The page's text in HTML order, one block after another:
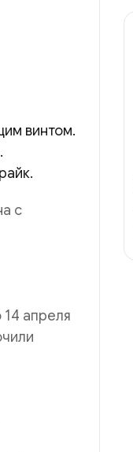
винтом.
с
14 апреля